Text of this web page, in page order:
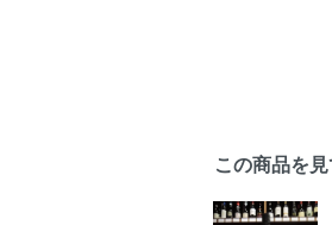
この商品を